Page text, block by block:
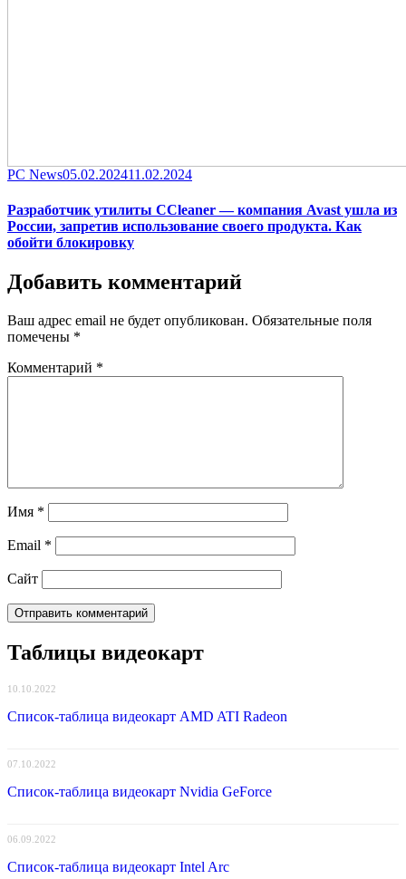
Category
PC NewsPosted
05.02.202411.02.2024
Разработчик утилиты CCleaner — компания Avast ушла из
России, запретив использование своего продукта. Как
обойти блокировку
Добавить комментарий
Ваш адрес email не будет опубликован. Обязательные поля
помечены *
Комментарий *
Имя *
Email *
Сайт
Таблицы видеокарт
10.10.2022
Список-таблица видеокарт AMD ATI Radeon
07.10.2022
Список-таблица видеокарт Nvidia GeForce
06.09.2022
Список-таблица видеокарт Intel Arc